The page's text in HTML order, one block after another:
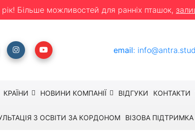
Більше можливостей для ранніх пташок,
email:
КРАЇНИ НОВИНИ КОМПАНІЇ ВІДГУКИ КОНТАКТИ
З ОСВІТИ ЗА КОРДОНОМ ВІЗОВА ПІДТРИМКА